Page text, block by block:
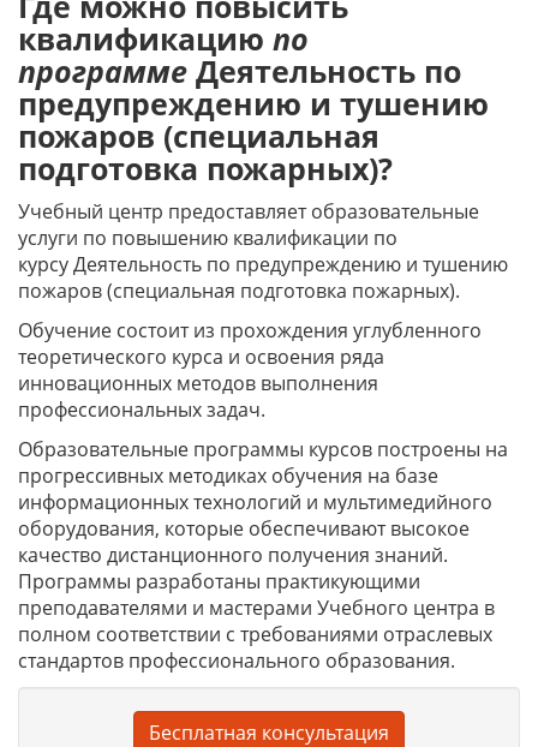
квалификацию по
программе Деятельность по
предупреждению и тушению
пожаров (специальная
подготовка пожарных)?
Учебный центр предоставляет образовательные
услуги по повышению квалификации по
курсу Деятельность по предупреждению и тушению
пожаров (специальная подготовка пожарных).
Обучение состоит из прохождения углубленного
теоретического курса и освоения ряда
инновационных методов выполнения
профессиональных задач.
Образовательные программы курсов построены на
прогрессивных методиках обучения на базе
информационных технологий и мультимедийного
оборудования, которые обеспечивают высокое
качество дистанционного получения знаний.
Программы разработаны практикующими
преподавателями и мастерами Учебного центра в
полном соответствии с требованиями отраслевых
стандартов профессионального образования.
Бесплатная консультация